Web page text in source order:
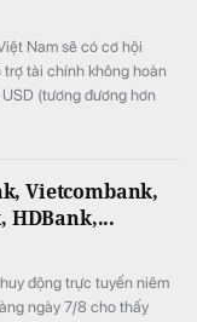
Nam sẽ có cơ hội
tài chính không hoàn
(tương đương hơn
Vietcombank,
HDBank,...
động trực tuyến niêm
ngày 7/8 cho thấy